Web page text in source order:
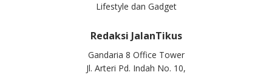
Lifestyle dan Gadget
Redaksi JalanTikus
Gandaria 8 Office Tower
Jl. Arteri Pd. Indah No. 10,